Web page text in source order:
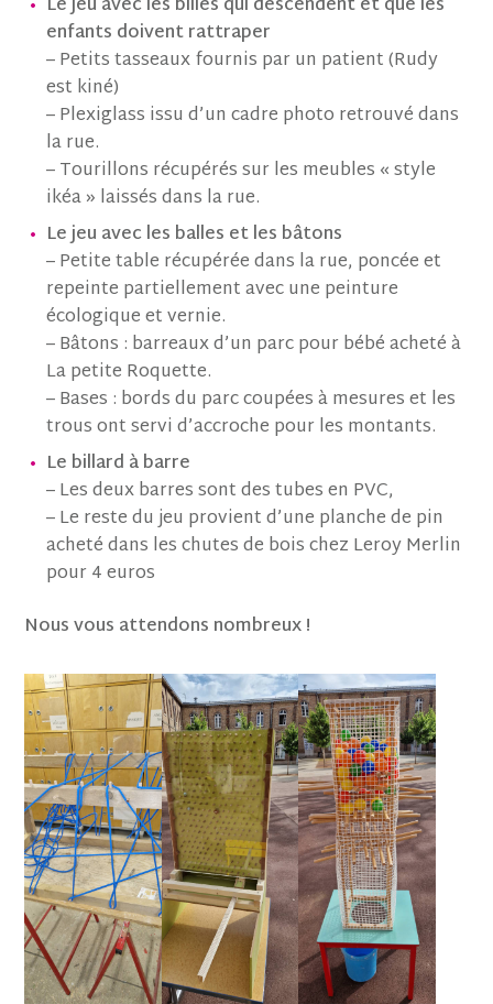
enfants doivent rattraper
– Petits tasseaux fournis par un patient (Rudy
est kiné)
– Plexiglass issu d’un cadre photo retrouvé dans
la rue.
– Tourillons récupérés sur les meubles « style
ikéa » laissés dans la rue.
Le jeu avec les balles et les bâtons
– Petite table récupérée dans la rue, poncée et
repeinte partiellement avec une peinture
écologique et vernie.
– Bâtons : barreaux d’un parc pour bébé acheté à
La petite Roquette.
– Bases : bords du parc coupées à mesures et les
trous ont servi d’accroche pour les montants.
Le billard à barre
– Les deux barres sont des tubes en PVC,
– Le reste du jeu provient d’une planche de pin
acheté dans les chutes de bois chez Leroy Merlin
pour 4 euros
Nous vous attendons nombreux !